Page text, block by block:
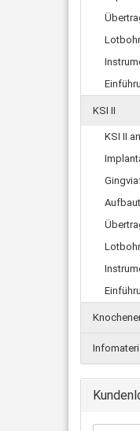
KSI II
KSI II